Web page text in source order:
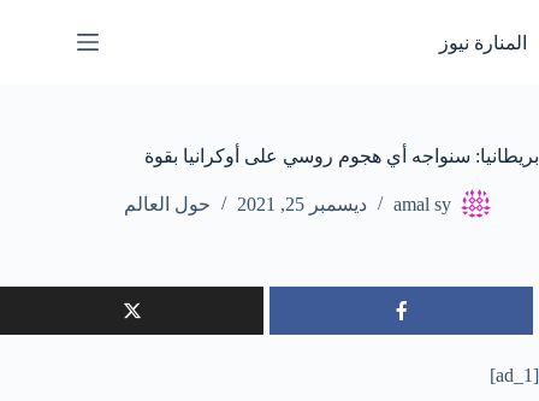
إلى
المحتوى
المنارة نيوز
بريطانيا: سنواجه أي هجوم روسي على أوكرانيا بقوة
amal sy ديسمبر 25, 2021 حول العالم
[ad_1]